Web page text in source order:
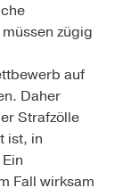
zügig
auf
Daher
Strafzölle
ist, in
Fall wirksam